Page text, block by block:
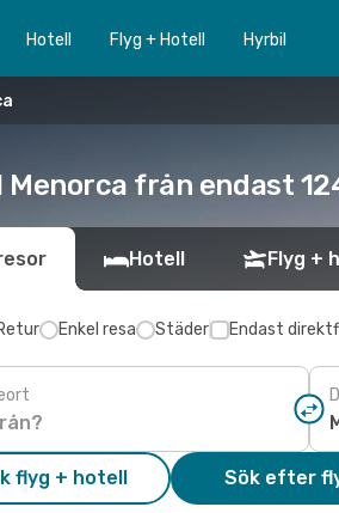
Hotell Flyg + Hotell Hyrbil
från endast
Hotell Flyg +
Enkel resa Städer Endast
flyg + hotell Sök efter